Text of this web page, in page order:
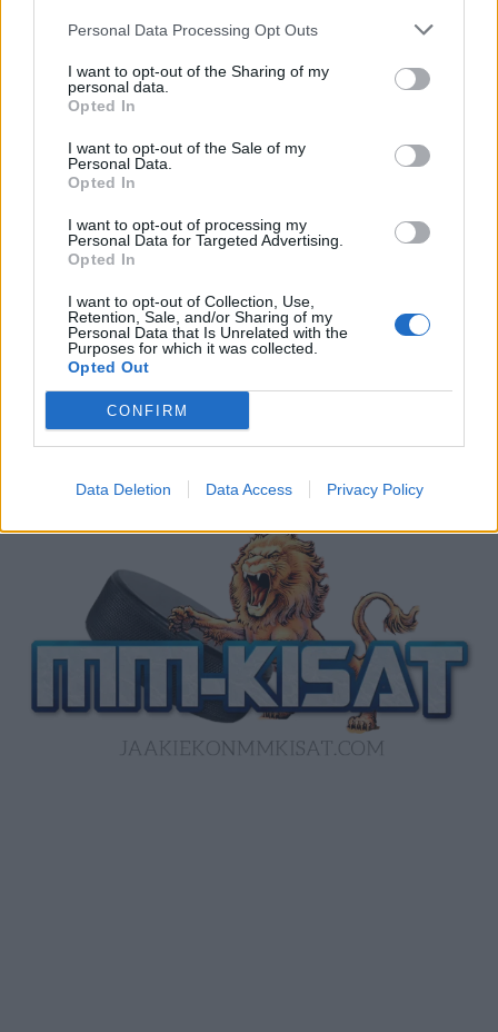
Personal Data Processing Opt Outs
I want to opt-out of the Sharing of my
personal data.
Opted In
I want to opt-out of the Sale of my
Personal Data.
Opted In
I want to opt-out of processing my
Personal Data for Targeted Advertising.
Opted In
I want to opt-out of Collection, Use,
Retention, Sale, and/or Sharing of my
Personal Data that Is Unrelated with the
Purposes for which it was collected.
Opted Out
CONFIRM
Data Deletion Data Access Privacy Policy
LIITTYVÄT ARTIKKELIT LISÄÄ TEKIJÄLTÄ
Leijonat julkisti ketjut Sveitsi-peliin –
Aleksander Barkov tekee paluun
kaukaloon
Venäläisveskari sekosi Suomen 2.
50 jäähyminuuttia
Kanada – USA klo 15:10 – näin katsot
ottelun ilmaiseksi TV:stä